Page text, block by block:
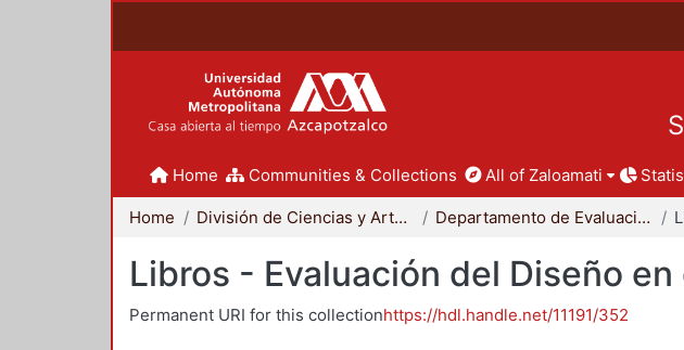
Home Communities & Collections All of Zaloamati
Home División de Ciencias y Artes para el Diseño Departamento de Evaluación del Diseño en el Tiempo
Libros - Evaluación del Diseño
Permanent URI for this collectionhttps://hdl.handle.net/11191/352